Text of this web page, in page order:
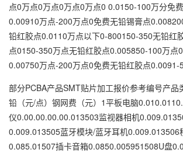
点0万点0万点0万点0万点0 0.0150-100万分免
0.00910万点-200万点0免费无铅锡膏点
铅红胶点0.0110万点以下0-800150-350无铅红
点0150-350万点无铅红胶点0.005850-100万点
0.00750万点-200万点0免费无铅红胶点0.0091-
部分PCBA产品SMT贴片加工报价参考编号产品
铅（元/点）钢网费（元）1平板电脑
仪0.00.00.00.00.013503监视器相机
0.009.013505蓝牙模块/蓝牙耳机0.009.013506
0.085.01507插卡音箱0.0850.005951508U盘